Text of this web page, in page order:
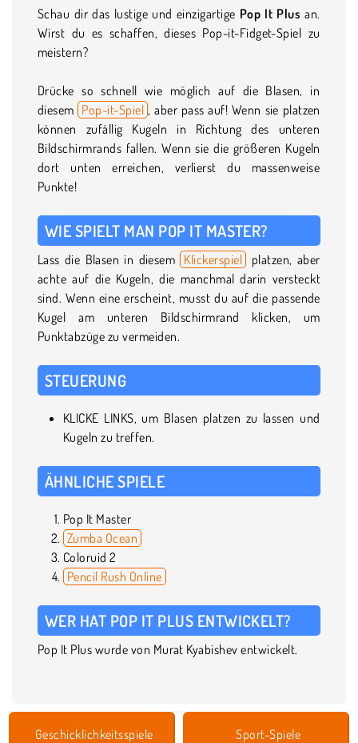
Schau dir das lustige und einzigartige Pop It Plus an.
Wirst du es schaffen, dieses Pop-it-Fidget-Spiel zu
meistern?
Drücke so schnell wie möglich auf die Blasen, in
diesem Pop-it-Spiel , aber pass auf! Wenn sie platzen
können zufällig Kugeln in Richtung des unteren
Bildschirmrands fallen. Wenn sie die größeren Kugeln
dort unten erreichen, verlierst du massenweise
Punkte!
WIE SPIELT MAN POP IT MASTER?
Lass die Blasen in diesem Klickerspiel
platzen, aber
achte auf die Kugeln, die manchmal darin versteckt
sind. Wenn eine erscheint, musst du auf die passende
Kugel am unteren Bildschirmrand klicken, um
Punktabzüge zu vermeiden.
STEUERUNG
KLICKE LINKS, um Blasen platzen zu lassen und
Kugeln zu treffen.
ÄHNLICHE SPIELE
Pop It Master
Zumba Ocean
Coloruid 2
Pencil Rush Online
WER HAT POP IT PLUS ENTWICKELT?
Pop It Plus wurde von Murat Kyabishev entwickelt.
Geschicklichkeitsspiele Sport-Spiele